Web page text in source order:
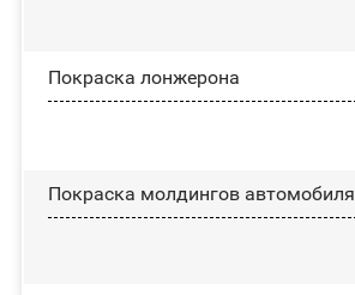
Покраска лонжерона
Покраска молдингов автомобиля